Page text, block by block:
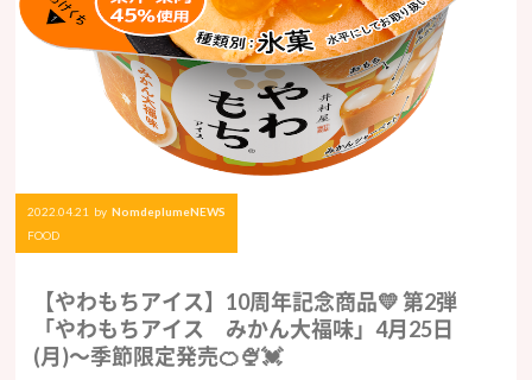
2022.04.21 by NomdeplumeNEWS
FOOD
【やわもちアイス】10周年記念商品💛 第2弾
「やわもちアイス みかん大福味」4月25日
(月)〜季節限定発売🍊🍨💓